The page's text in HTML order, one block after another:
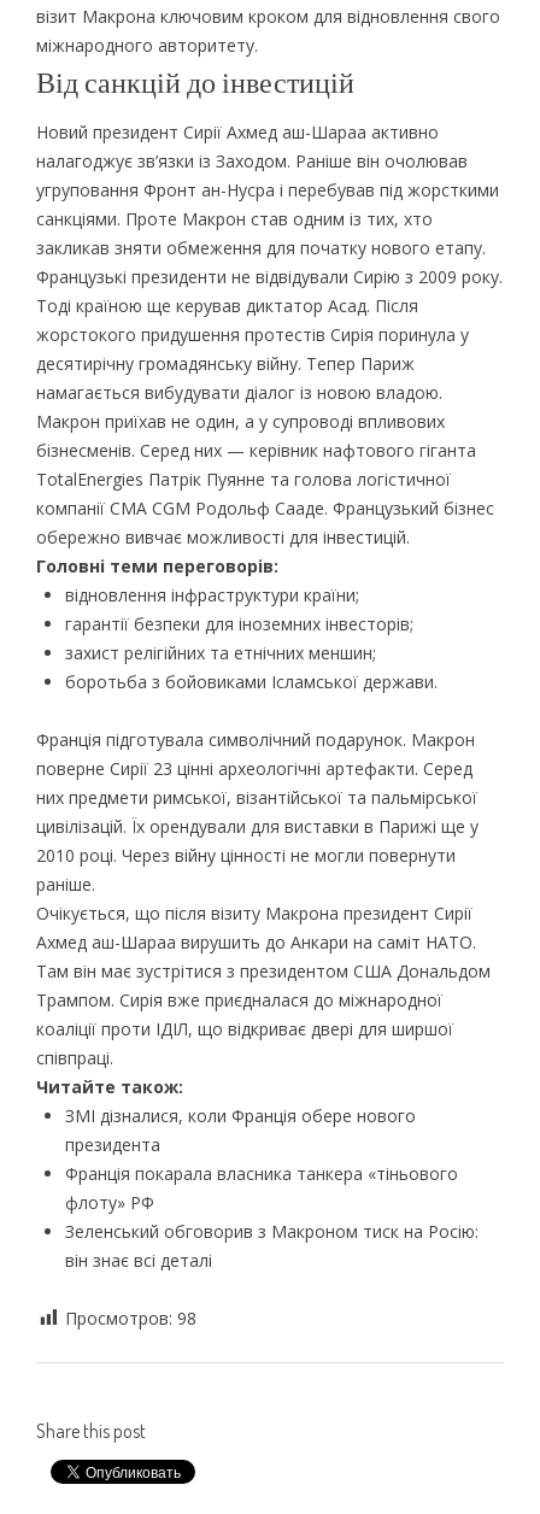
візит Макрона ключовим кроком для відновлення свого
міжнародного авторитету.
Від санкцій до інвестицій
Новий президент Сирії Ахмед аш-Шараа активно
налагоджує зв’язки із Заходом. Раніше він очолював
угруповання Фронт ан-Нусра і перебував під жорсткими
санкціями. Проте Макрон став одним із тих, хто
закликав зняти обмеження для початку нового етапу.
Французькі президенти не відвідували Сирію з 2009 року.
Тоді країною ще керував диктатор Асад. Після
жорстокого придушення протестів Сирія поринула у
десятирічну громадянську війну. Тепер Париж
намагається вибудувати діалог із новою владою.
Макрон приїхав не один, а у супроводі впливових
бізнесменів. Серед них — керівник нафтового гіганта
TotalEnergies Патрік Пуянне та голова логістичної
компанії CMA CGM Родольф Сааде. Французький бізнес
обережно вивчає можливості для інвестицій.
Головні теми переговорів:
відновлення інфраструктури країни;
гарантії безпеки для іноземних інвесторів;
захист релігійних та етнічних меншин;
боротьба з бойовиками Ісламської держави.
Франція підготувала символічний подарунок. Макрон
поверне Сирії 23 цінні археологічні артефакти. Серед
них предмети римської, візантійської та пальмірської
цивілізацій. Їх орендували для виставки в Парижі ще у
2010 році. Через війну цінності не могли повернути
раніше.
Очікується, що після візиту Макрона президент Сирії
Ахмед аш-Шараа вирушить до Анкари на саміт НАТО.
Там він має зустрітися з президентом США Дональдом
Трампом. Сирія вже приєдналася до міжнародної
коаліції проти ІДІЛ, що відкриває двері для ширшої
співпраці.
Читайте також:
ЗМІ дізналися, коли Франція обере нового
президента
Франція покарала власника танкера «тіньового
флоту» РФ
Зеленський обговорив з Макроном тиск на Росію:
він знає всі деталі
Просмотров: 98
Share this post